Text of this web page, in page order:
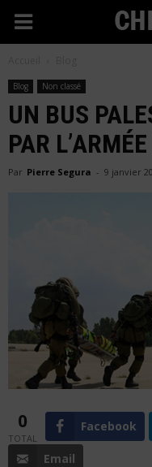
Cherubins
Blog Non classé
UN BUS
PAR
Par Pierre Segura - 9 janvier
0
TOTAL
Facebook
Email